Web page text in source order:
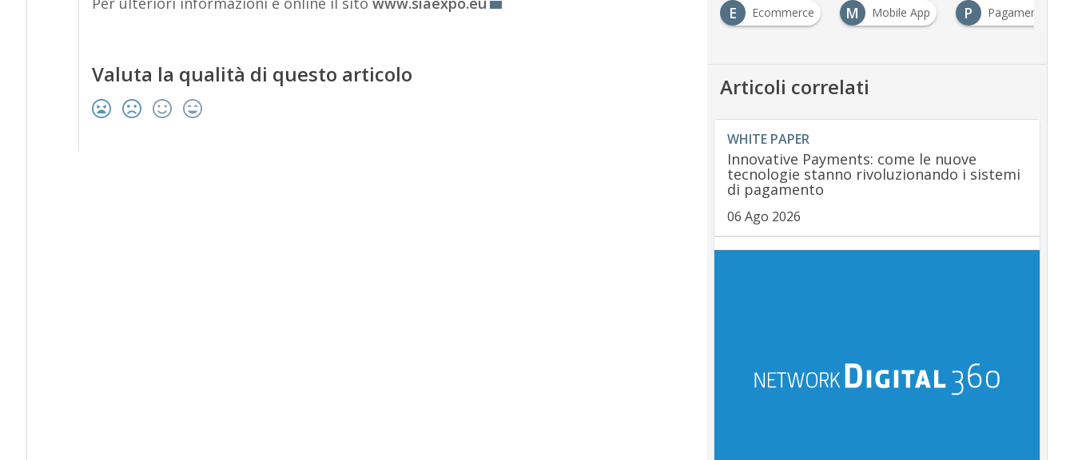
Valuta la qualità di questo articolo
E Ecommerce M Mobile App P Pagamenti Pa
Articoli correlati
WHITE PAPER
Innovative Payments: come le nuove
tecnologie stanno rivoluzionando i sistemi
di pagamento
06 Ago 2026